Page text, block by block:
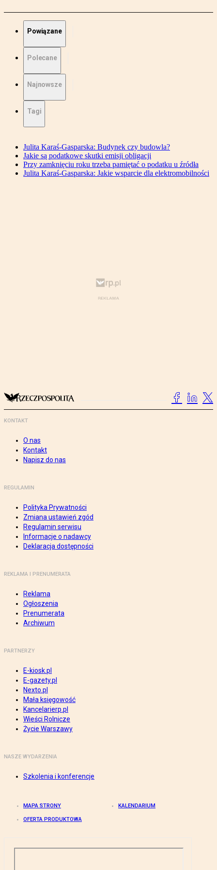
Powiązane
Polecane
Najnowsze
Tagi
Julita Karaś-Gasparska: Budynek czy budowla?
Jakie są podatkowe skutki emisji obligacji
Przy zamknięciu roku trzeba pamiętać o podatku u źródła
Julita Karaś-Gasparska: Jakie wsparcie dla elektromobilności
KONTAKT
O nas
Kontakt
Napisz do nas
REGULAMIN
Polityka Prywatności
Zmiana ustawień zgód
Regulamin serwisu
Informacje o nadawcy
Deklaracja dostępności
REKLAMA I PRENUMERATA
Reklama
Ogłoszenia
Prenumerata
Archiwum
PARTNERZY
E-kiosk.pl
E-gazety.pl
Nexto.pl
Mała księgowość
Kancelarierp.pl
Wieści Rolnicze
Życie Warszawy
NASZE WYDARZENIA
Szkolenia i konferencje
MAPA STRONY KALENDARIUM
OFERTA PRODUKTOWA